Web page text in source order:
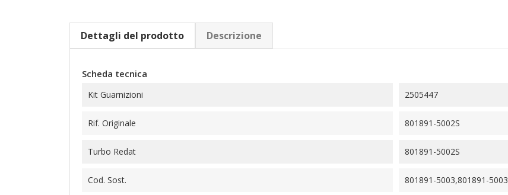
Dettagli del prodotto Descrizione
Scheda tecnica
Kit Guarnizioni 2505447
Rif. Originale 801891-5002S
Turbo Redat 801891-5002S
Cod. Sost. 801891-5003,801891-5003